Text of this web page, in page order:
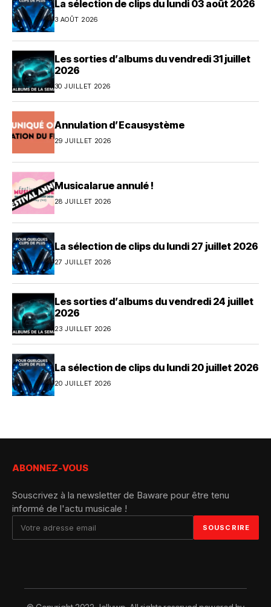
La sélection de clips du lundi 03 août 2026
3 AOÛT 2026
Les sorties d’albums du vendredi 31 juillet
2026
30 JUILLET 2026
Annulation d’Ecausystème
29 JUILLET 2026
Musicalarue annulé !
28 JUILLET 2026
La sélection de clips du lundi 27 juillet 2026
27 JUILLET 2026
Les sorties d’albums du vendredi 24 juillet
2026
23 JUILLET 2026
La sélection de clips du lundi 20 juillet 2026
20 JUILLET 2026
ABONNEZ-VOUS
Souscrivez à la newsletter de Baware pour être tenu
informé de l'actu musicale !